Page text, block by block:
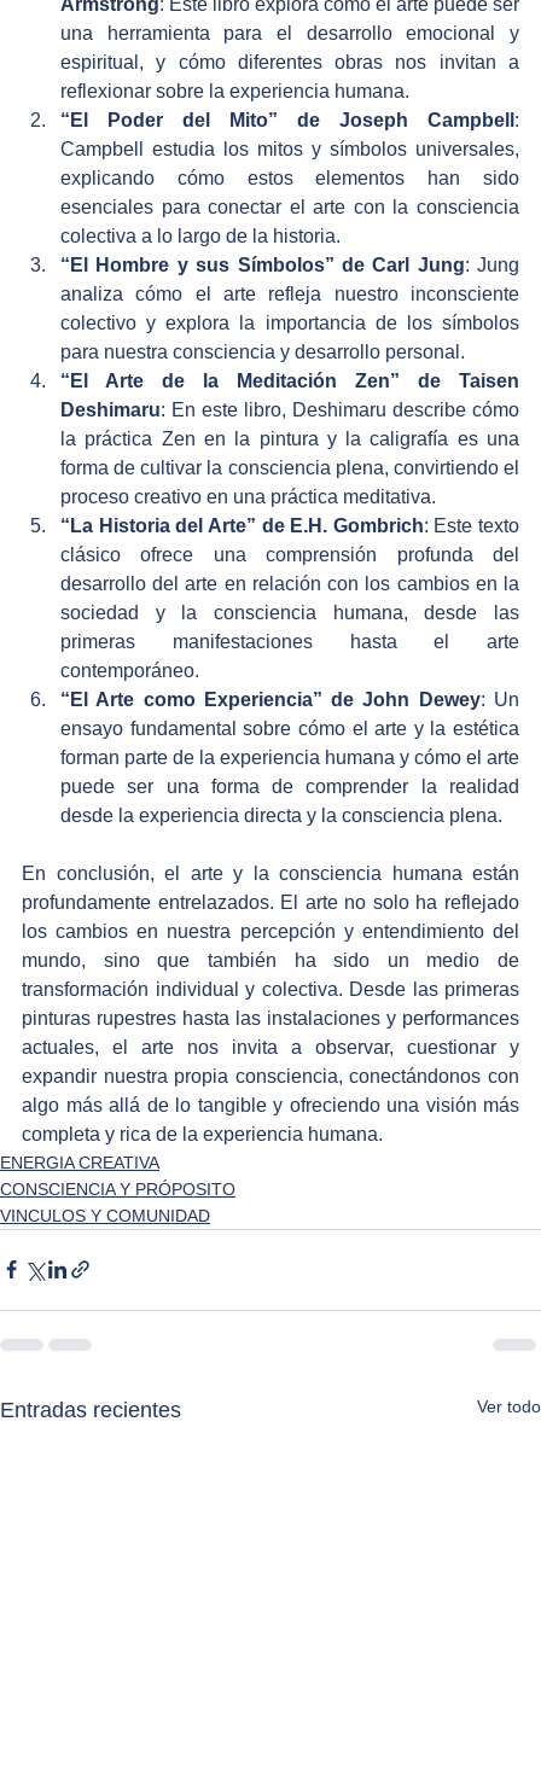
una herramienta para el desarrollo emocional y
espiritual, y cómo diferentes obras nos invitan a
reflexionar sobre la experiencia humana.
“El Poder del Mito” de Joseph Campbell :
Campbell estudia los mitos y símbolos universales,
explicando cómo estos elementos han sido
esenciales para conectar el arte con la consciencia
colectiva a lo largo de la historia.
“El Hombre y sus Símbolos” de Carl Jung: Jung
analiza cómo el arte refleja nuestro inconsciente
colectivo y explora la importancia de los símbolos
para nuestra consciencia y desarrollo personal.
“El Arte de la Meditación Zen” de Taisen
Deshimaru: En este libro, Deshimaru describe cómo
la práctica Zen en la pintura y la caligrafía es una
forma de cultivar la consciencia plena, convirtiendo el
proceso creativo en una práctica meditativa.
“La Historia del Arte” de E.H. Gombrich: Este texto
clásico ofrece una comprensión profunda del
desarrollo del arte en relación con los cambios en la
sociedad y la consciencia humana, desde las
primeras manifestaciones hasta el arte
contemporáneo.
“El Arte como Experiencia” de John Dewey: Un
ensayo fundamental sobre cómo el arte y la estética
forman parte de la experiencia humana y cómo el arte
puede ser una forma de comprender la realidad
desde la experiencia directa y la consciencia plena.
En conclusión, el arte y la consciencia humana están
profundamente entrelazados. El arte no solo ha reflejado
los cambios en nuestra percepción y entendimiento del
mundo, sino que también ha sido un medio de
transformación individual y colectiva. Desde las primeras
pinturas rupestres hasta las instalaciones y performances
actuales, el arte nos invita a observar, cuestionar y
expandir nuestra propia consciencia, conectándonos con
algo más allá de lo tangible y ofreciendo una visión más
completa y rica de la experiencia humana.
ENERGIA CREATIVA
CONSCIENCIA Y PRÓPOSITO
VINCULOS Y COMUNIDAD
Entradas recientes Ver todo